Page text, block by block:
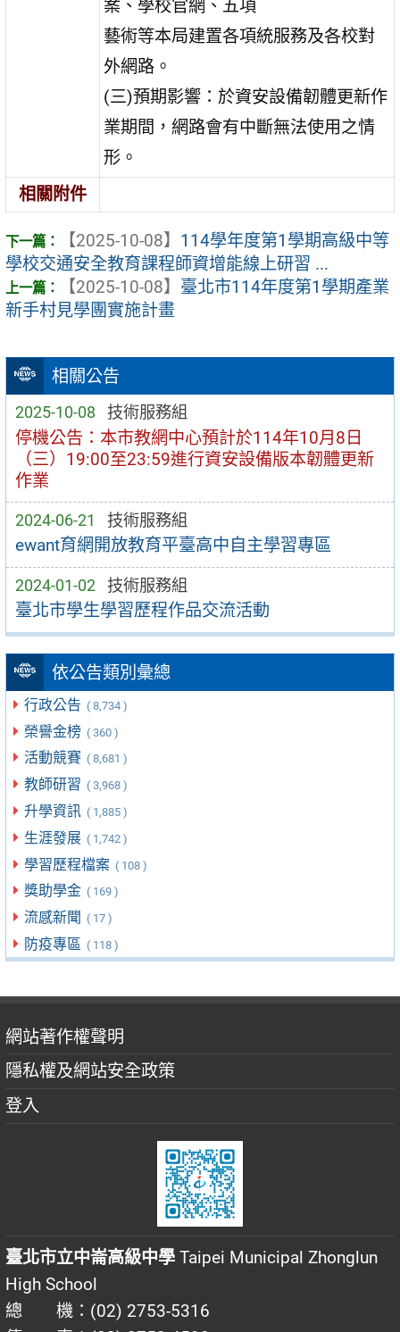
相關公告
2025-10-08 技術服務組
停機公告：本市教網中心預計於114年10月8日
（三）19:00至23:59進行資安設備版本韌體更新
作業
2024-06-21 技術服務組
ewant育網開放教育平臺高中自主學習專區
2024-01-02 技術服務組
臺北市學生學習歷程作品交流活動
依公告類別彙總
行政公告 ( 8,734 )
榮譽金榜 ( 360 )
活動競賽 ( 8,681 )
教師研習 ( 3,968 )
升學資訊 ( 1,885 )
生涯發展 ( 1,742 )
學習歷程檔案 ( 108 )
獎助學金 ( 169 )
流感新聞 ( 17 )
防疫專區 ( 118 )
案、學校官網、五項
藝術等本局建置各項統服務及各校對
外網路。
(三)預期影響：於資安設備韌體更新作
業期間，網路會有中斷無法使用之情
形。
相關附件
【2025-10-08】 114學年度第1學期高級中等
學校交通安全教育課程師資增能線上研習 ...
【2025-10-08】 臺北市114年度第1學期產業
新手村見學團實施計畫
網站著作權聲明
隱私權及網站安全政策
登入
臺北市立中崙高級中學 Taipei Municipal Zhonglun
High School
總 機：(02) 2753-5316